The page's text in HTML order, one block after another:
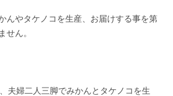
んやタケノコを生産、お届けする事を第
せん。
夫婦二人三脚でみかんとタケノコを生